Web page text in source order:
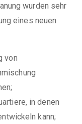
wurden sehr
eines neuen
von
in denen
kann;